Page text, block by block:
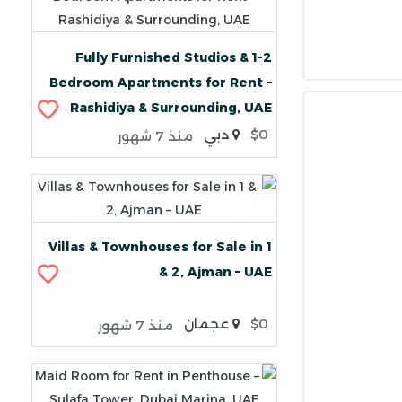
Fully Furnished Studios & 1-2
Bedroom Apartments for Rent –
Rashidiya & Surrounding, UAE
$0 دبي منذ 7 شهور
Villas & Townhouses for Sale in 1
& 2, Ajman – UAE
$0 عجمان منذ 7 شهور